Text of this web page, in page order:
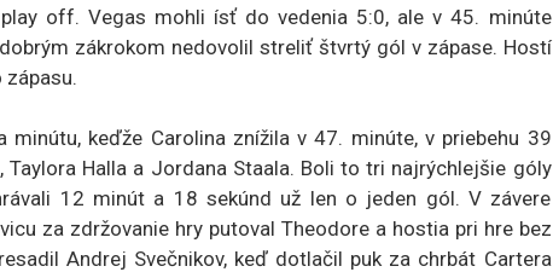
off. Vegas mohli ísť do vedenia 5:0, ale v 45. minúte
zákrokom nedovolil streliť štvrtý gól v zápase. Hostí
keďže Carolina znížila v 47. minúte, v priebehu 39
Halla a Jordana Staala. Boli to tri najrýchlejšie góly
12 minút a 18 sekúnd už len o jeden gól. V závere
za zdržovanie hry putoval Theodore a hostia pri hre bez
Andrej Svečnikov, keď dotlačil puk za chrbát Cartera